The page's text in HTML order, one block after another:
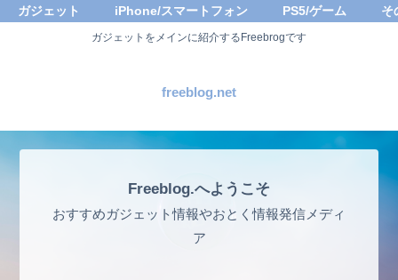
ガジェットをメインに紹介するFreebrogです
freeblog.net
ガジェット iPhone/スマートフォン PS5/ゲーム そ
Freeblog.へようこそ
おすすめガジェット情報やおとく情報発信メディ
ア